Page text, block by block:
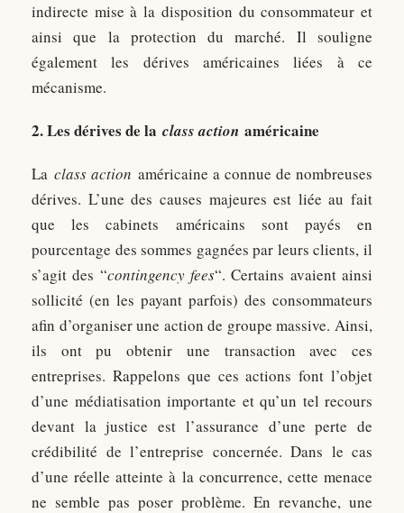
indirecte mise à la disposition du consommateur et
ainsi que la protection du marché. Il souligne
également les dérives américaines liées à ce
mécanisme.
2. Les dérives de la class action américaine
La class action américaine a connue de nombreuses
dérives. L’une des causes majeures est liée au fait
que les cabinets américains sont payés en
pourcentage des sommes gagnées par leurs clients, il
s’agit des “contingency fees“. Certains avaient ainsi
sollicité (en les payant parfois) des consommateurs
afin d’organiser une action de groupe massive. Ainsi,
ils ont pu obtenir une transaction avec ces
entreprises. Rappelons que ces actions font l’objet
d’une médiatisation importante et qu’un tel recours
devant la justice est l’assurance d’une perte de
crédibilité de l’entreprise concernée. Dans le cas
d’une réelle atteinte à la concurrence, cette menace
ne semble pas poser problème. En revanche, une